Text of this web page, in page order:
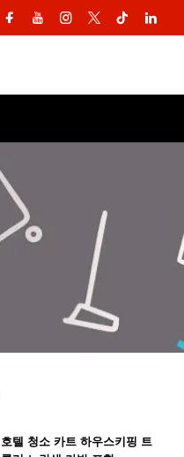
호텔 청소 카트 하우스키핑 트